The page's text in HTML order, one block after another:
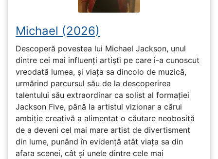
Michael (2026)
Descoperă povestea lui Michael Jackson, unul
dintre cei mai influenți artiști pe care i-a cunoscut
vreodată lumea, și viața sa dincolo de muzică,
urmărind parcursul său de la descoperirea
talentului său extraordinar ca solist al formației
Jackson Five, până la artistul vizionar a cărui
ambiție creativă a alimentat o căutare neobosită
de a deveni cel mai mare artist de divertisment
din lume, punând în evidență atât viața sa din
afara scenei, cât și unele dintre cele mai